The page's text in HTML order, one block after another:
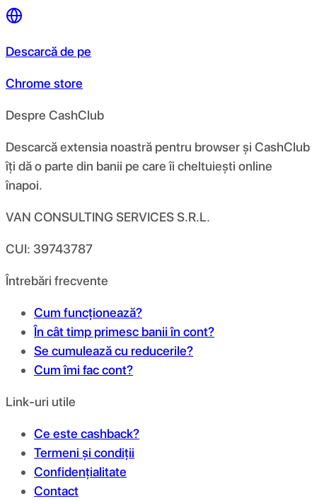
Descarcă de pe
Chrome store
Despre CashClub
Descarcă extensia noastră pentru browser și CashClub
îți dă o parte din banii pe care îi cheltuiești online
înapoi.
VAN CONSULTING SERVICES S.R.L.
CUI: 39743787
Întrebări frecvente
Cum funcționează?
În cât timp primesc banii în cont?
Se cumulează cu reducerile?
Cum îmi fac cont?
Link-uri utile
Ce este cashback?
Termeni și condiții
Confidențialitate
Contact